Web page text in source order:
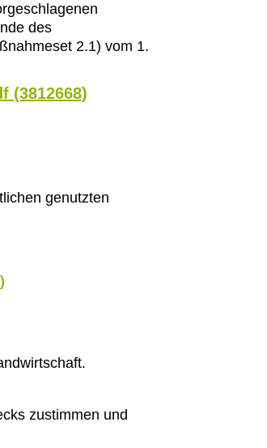
des
2.1) vom 1.
(3812668)
genutzten
zustimmen und